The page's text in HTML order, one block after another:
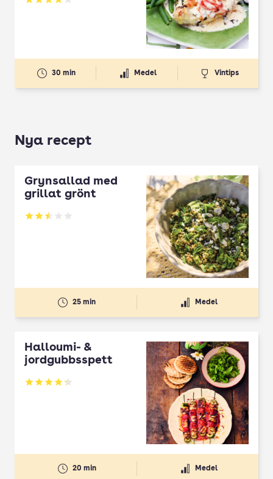
Betyg: 3.92 av 5
30 min Medel Vintips
Nya recept
Grynsallad med
grillat grönt
Betyg: 2.5 av 5
25 min Medel
Halloumi- &
jordgubbsspett
Betyg: 4.3 av 5
20 min Medel